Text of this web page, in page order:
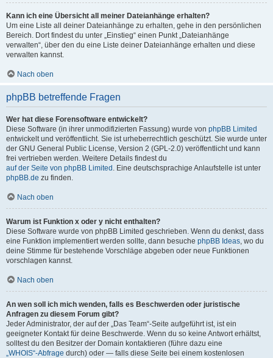
Kann ich eine Übersicht all meiner Dateianhänge erhalten?
Um eine Liste all deiner Dateianhänge zu erhalten, gehe in den persönlichen
Bereich. Dort findest du unter „Einstieg“ einen Punkt „Dateianhänge
verwalten“, über den du eine Liste deiner Dateianhänge erhalten und diese
verwalten kannst.
Nach oben
phpBB betreffende Fragen
Wer hat diese Forensoftware entwickelt?
Diese Software (in ihrer unmodifizierten Fassung) wurde von phpBB Limited
entwickelt und veröffentlicht. Sie ist urheberrechtlich geschützt. Sie wurde unter
der GNU General Public License, Version 2 (GPL-2.0) veröffentlicht und kann
frei vertrieben werden. Weitere Details findest du
auf der Seite von phpBB Limited . Eine deutschsprachige Anlaufstelle ist unter
phpBB.de zu finden.
Nach oben
Warum ist Funktion x oder y nicht enthalten?
Diese Software wurde von phpBB Limited geschrieben. Wenn du denkst, dass
eine Funktion implementiert werden sollte, dann besuche phpBB Ideas, wo du
deine Stimme für bestehende Vorschläge abgeben oder neue Funktionen
vorschlagen kannst.
Nach oben
An wen soll ich mich wenden, falls es Beschwerden oder juristische
Anfragen zu diesem Forum gibt?
Jeder Administrator, der auf der „Das Team“-Seite aufgeführt ist, ist ein
geeigneter Kontakt für deine Beschwerde. Wenn du so keine Antwort erhältst,
solltest du den Besitzer der Domain kontaktieren (führe dazu eine
„WHOIS“-Abfrage durch) oder — falls diese Seite bei einem kostenlosen